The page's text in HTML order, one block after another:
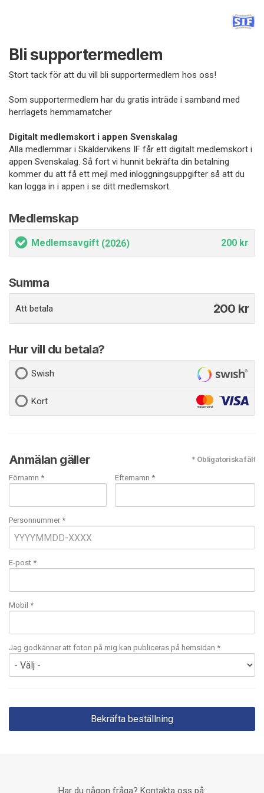
Bli supportermedlem
Stort tack för att du vill bli supportermedlem hos oss!
Som supportermedlem har du gratis inträde i samband med
herrlagets hemmamatcher
Digitalt medlemskort i appen Svenskalag
Alla medlemmar i Skäldervikens IF får ett digitalt medlemskort i
appen Svenskalag. Så fort vi hunnit bekräfta din betalning
kommer du att få ett mejl med inloggningsuppgifter så att du
kan logga in i appen i se ditt medlemskort.
Medlemskap
Medlemsavgift (2026) 200 kr
Summa
Att betala 200 kr
Hur vill du betala?
Swish
Kort
Anmälan gäller * Obligatoriska fält
Förnamn * Efternamn *
Personnummer *
E-post *
Mobil *
Jag godkänner att foton på mig kan publiceras på hemsidan *
Har du någon fråga? Kontakta oss på: